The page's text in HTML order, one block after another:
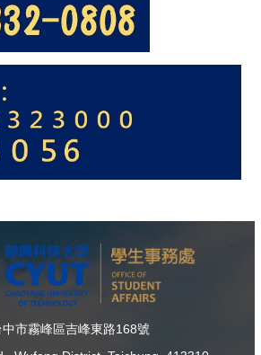
市霧峰區吉峰東路168號